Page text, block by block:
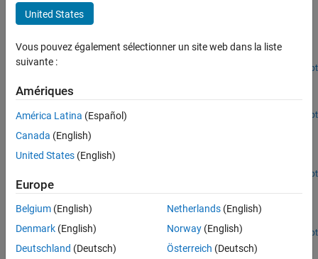
Cascaded Subsystems
Visualization
Applications
Featured Examples
Model and simulate a radar tracking system.
Open Script
Generate user-defined nonlinear amplifier block.
Open Script
signal.
Open Script
Executable Specification for System Design
Learn how to overcome the challenge of exchanging
Open Script
How useful was this information?
United States
Vous pouvez également sélectionner un site web dans la liste
suivante :
Amériques
América Latina (Español)
Canada (English)
United States (English)
Europe
Belgium (English)
Denmark (English)
Deutschland (Deutsch)
Netherlands(English)
Norway(English)
Österreich (Deutsch)